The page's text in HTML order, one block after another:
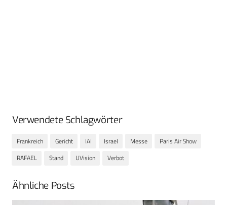
Verwendete Schlagwörter
Frankreich Gericht IAI Israel Messe
Paris Air Show
RAFAEL
Stand UVision Verbot
Ähnliche Posts